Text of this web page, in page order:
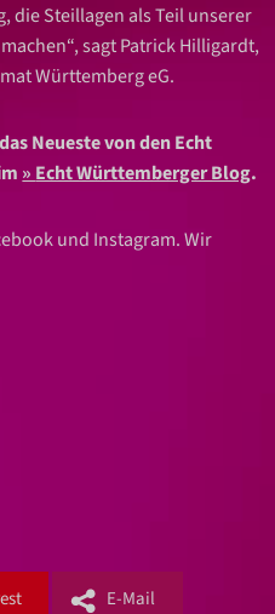
die Steillagen als Teil unserer
sagt Patrick Hilligardt,
Württemberg eG.
Neueste von den Echt
Echt Württemberger Blog.
und Instagram. Wir
E-Mail